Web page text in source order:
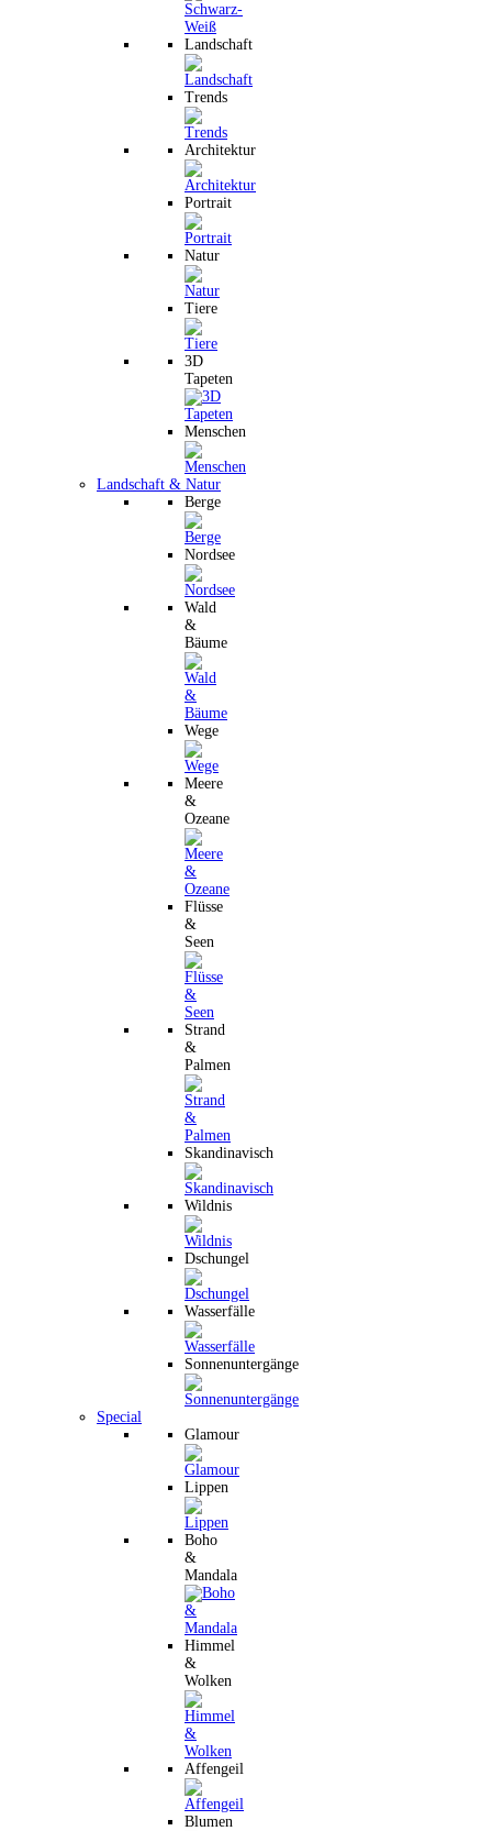
Landschaft
Trends
Architektur
Portrait
Natur
Tiere
3D
Tapeten
Menschen
Landschaft & Natur
Berge
Nordsee
Wald
&
Bäume
Wege
Meere
&
Ozeane
Flüsse
&
Seen
Strand
&
Palmen
Skandinavisch
Wildnis
Dschungel
Wasserfälle
Sonnenuntergänge
Special
Glamour
Lippen
Boho
&
Mandala
Himmel
&
Wolken
Affengeil
Blumen